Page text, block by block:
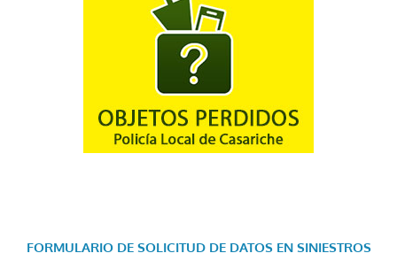
FORMULARIO DE SOLICITUD DE DATOS EN SINIESTROS